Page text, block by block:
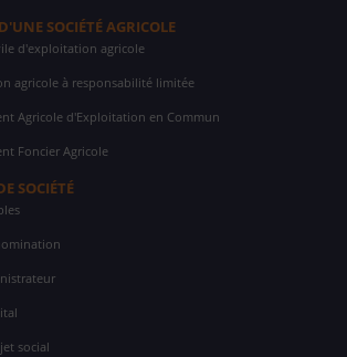
SOCIÉTÉ AGRICOLE
d'exploitation agricole
agricole à responsabilité limitée
Agricole d'Exploitation en Commun
Foncier Agricole
SOCIÉTÉ
social